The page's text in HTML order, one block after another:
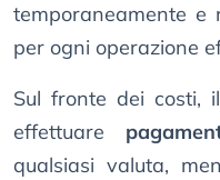
temporaneamente e
per ogni operazione
Sul fronte dei costi,
effettuare
qualsiasi valuta,